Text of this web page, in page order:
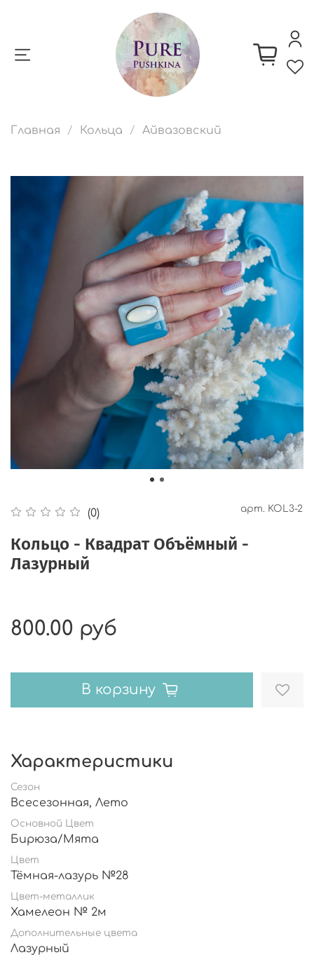
Главная Кольца Айвазовский
(0) арт. KOL3-2
Кольцо - Квадрат Объёмный -
Лазурный
800.00 руб
В корзину
Характеристики
Сезон
Всесезонная, Лето
Основной Цвет
Бирюза/Мята
Цвет
Тёмная-лазурь №28
Цвет-металлик
Хамелеон № 2м
Дополнительные цвета
Лазурный